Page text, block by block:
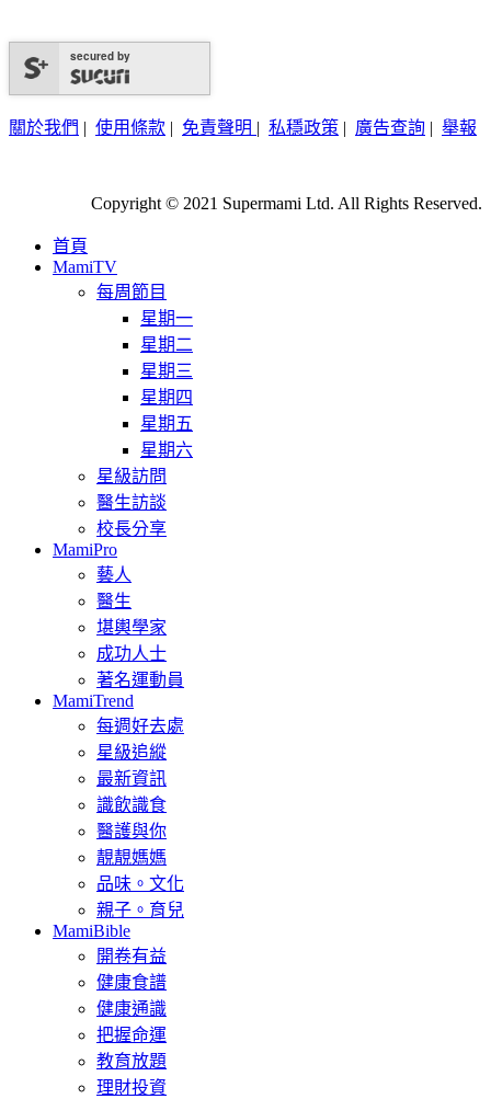
secured by
關於我們 | 使用條款 | 免責聲明 | 私穩政策 | 廣告查詢 | 舉報
Copyright © 2021 Supermami Ltd. All Rights Reserved.
首頁
MamiTV
每周節目
星期一
星期二
星期三
星期四
星期五
星期六
星級訪問
醫生訪談
校長分享
MamiPro
藝人
醫生
堪輿學家
成功人士
著名運動員
MamiTrend
每週好去處
星級追縱
最新資訊
識飲識食
醫護與你
靚靚媽媽
品味。文化
親子。育兒
MamiBible
開卷有益
健康食譜
健康通識
把握命運
教育放題
理財投資